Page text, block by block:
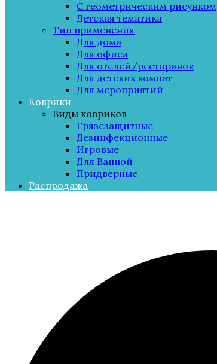
С геометрическим рисунком
Детская тематика
Тип применения
Для дома
Для офиса
Для отелей/ресторанов
Для детских комнат
Для мероприятий
Коврики
Виды ковриков
Грязезащитные
Дезинфекционные
Игровые
Для Ванной
Придверные
Распродажа